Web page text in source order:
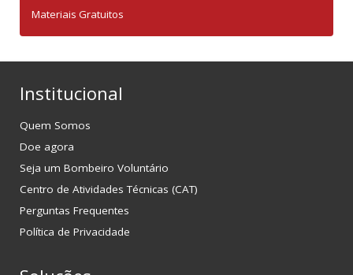
Materiais Gratuitos
Institucional
Quem Somos
Doe agora
Seja um Bombeiro Voluntário
Centro de Atividades Técnicas (CAT)
Perguntas Frequentes
Política de Privacidade